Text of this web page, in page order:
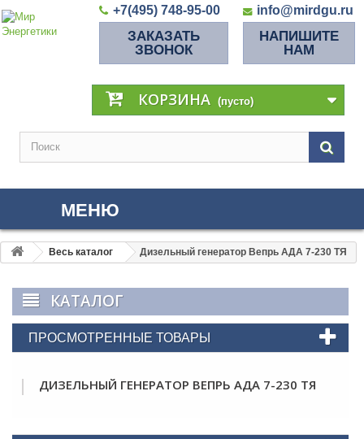
+7(495) 748-95-00 info@mirdgu.ru
ЗАКАЗАТЬ
ЗВОНОК
НАПИШИТЕ
НАМ
КОРЗИНА (пусто)
МЕНЮ
Весь каталог Дизельный генератор Вепрь АДА 7-230 ТЯ
КАТАЛОГ
ПРОСМОТРЕННЫЕ ТОВАРЫ
ДИЗЕЛЬНЫЙ ГЕНЕРАТОР ВЕПРЬ АДА 7-230 ТЯ